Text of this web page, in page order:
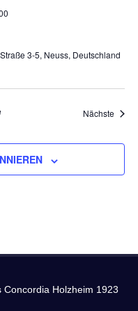
3-5, Neuss, Deutschland
Nächste
Holzheim 1923